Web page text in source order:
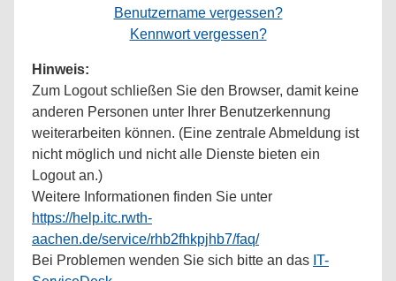
Benutzername vergessen?
Kennwort vergessen?
Hinweis:
Zum Logout schließen Sie den Browser, damit keine
anderen Personen unter Ihrer Benutzerkennung
weiterarbeiten können. (Eine zentrale Abmeldung ist
nicht möglich und nicht alle Dienste bieten ein
Logout an.)
Weitere Informationen finden Sie unter
https://help.itc.rwth-
aachen.de/service/rhb2fhkpjhb7/faq/
Bei Problemen wenden Sie sich bitte an das IT-